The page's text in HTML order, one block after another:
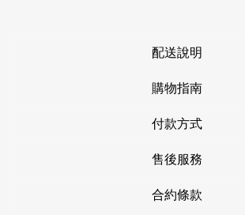
配送說明
購物指南
付款方式
售後服務
合約條款